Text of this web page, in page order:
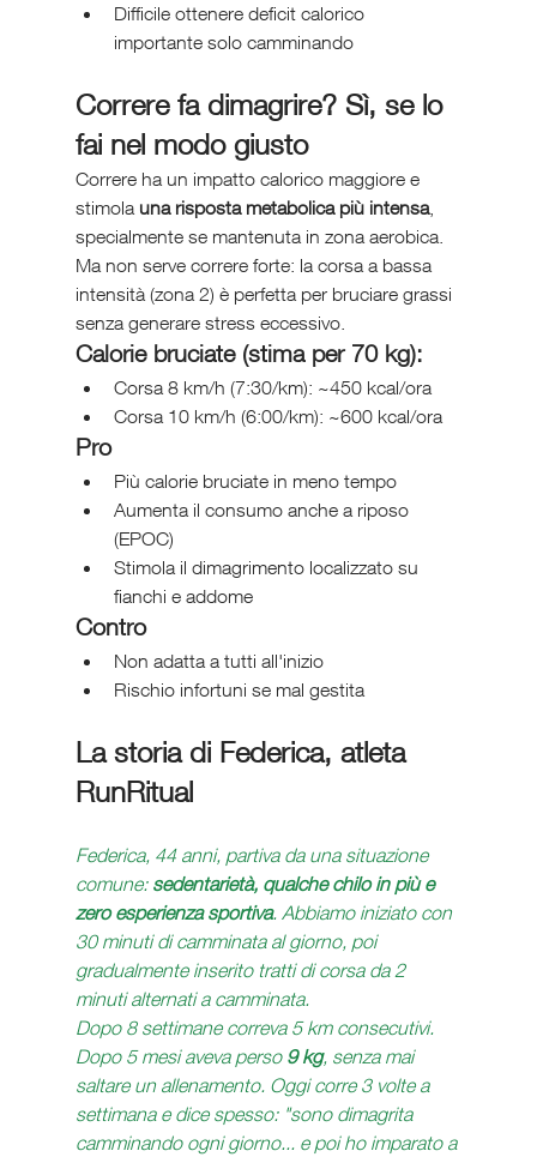
Difficile ottenere deficit calorico
importante solo camminando
Correre fa dimagrire? Sì, se lo
fai nel modo giusto
Correre ha un impatto calorico maggiore e
stimola una risposta metabolica più intensa,
specialmente se mantenuta in zona aerobica.
Ma non serve correre forte: la corsa a bassa
intensità (zona 2) è perfetta per bruciare grassi
senza generare stress eccessivo.
Calorie bruciate (stima per 70 kg):
Corsa 8 km/h (7:30/km): ~450 kcal/ora
Corsa 10 km/h (6:00/km): ~600 kcal/ora
Pro
Più calorie bruciate in meno tempo
Aumenta il consumo anche a riposo
(EPOC)
Stimola il dimagrimento localizzato su
fianchi e addome
Contro
Non adatta a tutti all'inizio
Rischio infortuni se mal gestita
La storia di Federica, atleta
RunRitual
Federica, 44 anni, partiva da una situazione
comune: sedentarietà, qualche chilo in più e
zero esperienza sportiva. Abbiamo iniziato con
30 minuti di camminata al giorno, poi
gradualmente inserito tratti di corsa da 2
minuti alternati a camminata.
Dopo 8 settimane correva 5 km consecutivi.
Dopo 5 mesi aveva perso 9 kg, senza mai
saltare un allenamento. Oggi corre 3 volte a
settimana e dice spesso: "sono dimagrita
camminando ogni giorno... e poi ho imparato a